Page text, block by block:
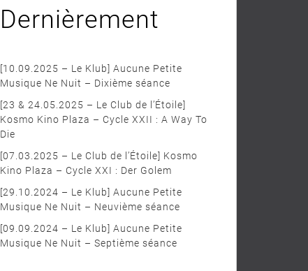
Dernièrement
[10.09.2025 – Le Klub] Aucune Petite
Musique Ne Nuit – Dixième séance
[23 & 24.05.2025 – Le Club de l’Étoile]
Kosmo Kino Plaza – Cycle XXII : A Way To
Die
[07.03.2025 – Le Club de l’Étoile] Kosmo
Kino Plaza – Cycle XXI : Der Golem
[29.10.2024 – Le Klub] Aucune Petite
Musique Ne Nuit – Neuvième séance
[09.09.2024 – Le Klub] Aucune Petite
Musique Ne Nuit – Septième séance